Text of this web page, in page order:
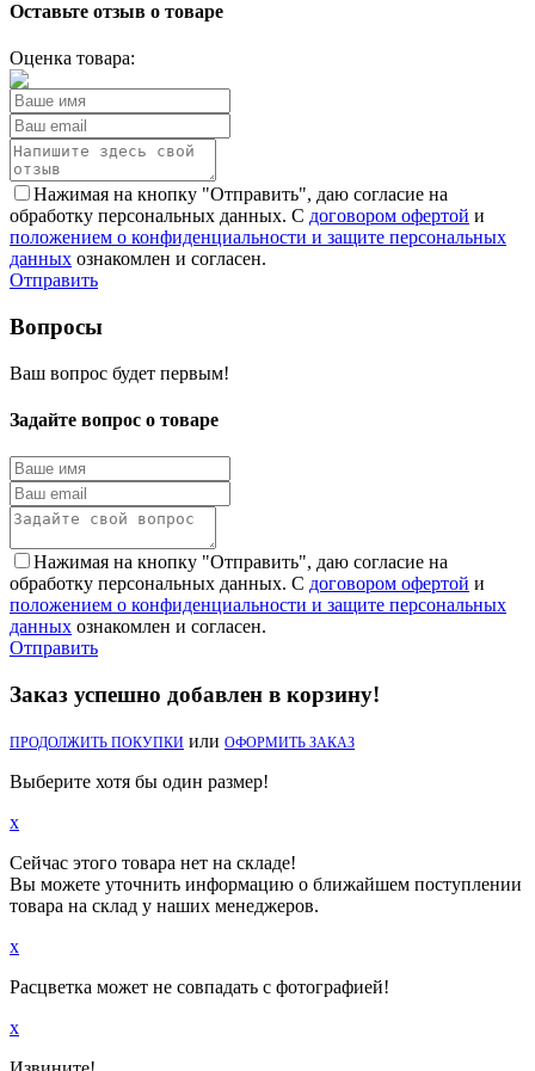
Оставьте отзыв о товаре
Оценка товара:
Нажимая на кнопку "Отправить", даю согласие на
обработку персональных данных. С договором офертой и
положением о конфиденциальности и защите персональных
данных ознакомлен и согласен.
Отправить
Вопросы
Ваш вопрос будет первым!
Задайте вопрос о товаре
Нажимая на кнопку "Отправить", даю согласие на
обработку персональных данных. С договором офертой и
положением о конфиденциальности и защите персональных
данных ознакомлен и согласен.
Отправить
Заказ успешно добавлен в корзину!
ПРОДОЛЖИТЬ ПОКУПКИ или ОФОРМИТЬ ЗАКАЗ
Выберите хотя бы один размер!
x
Сейчас этого товара нет на складе!
Вы можете уточнить информацию о ближайшем поступлении
товара на склад у наших менеджеров.
x
Расцветка может не совпадать с фотографией!
x